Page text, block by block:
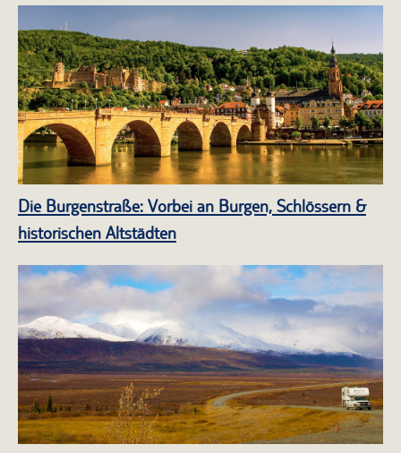
Die Burgenstraße: Vorbei an Burgen, Schlössern &
historischen Altstädten